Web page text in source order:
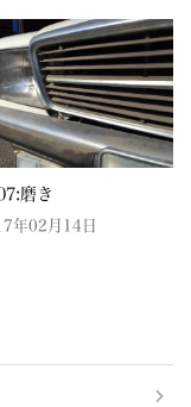
磨き
年02月14日